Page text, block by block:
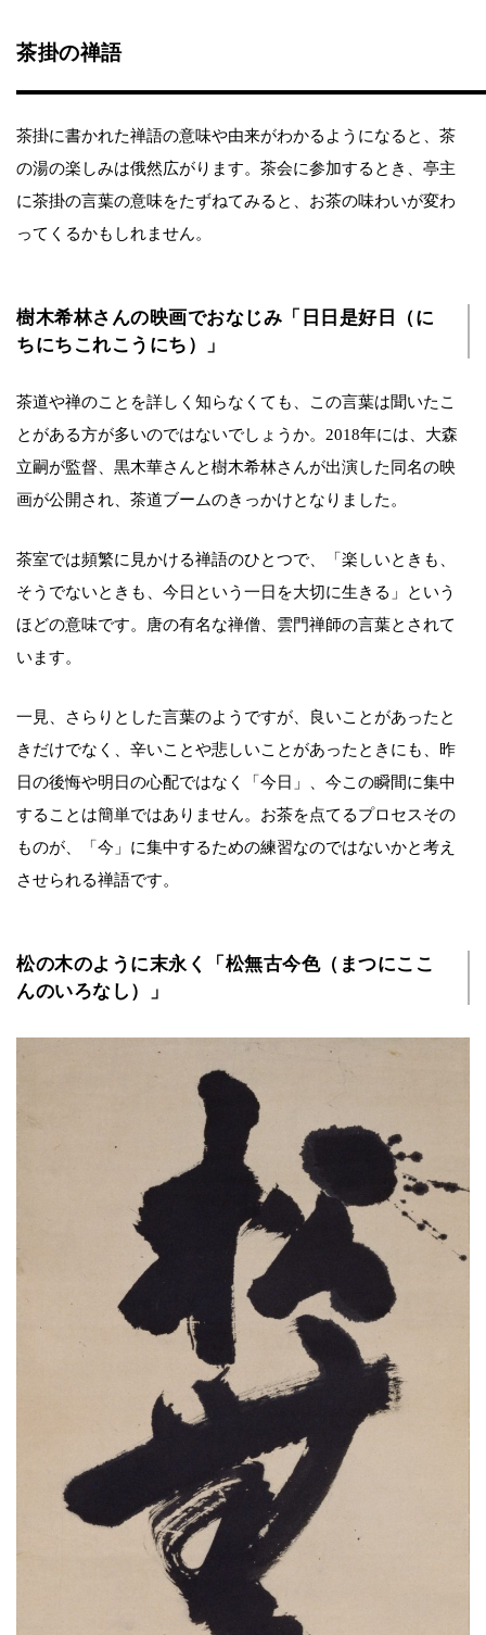
茶掛の禅語
茶掛に書かれた禅語の意味や由来がわかるようになると、茶
の湯の楽しみは俄然広がります。茶会に参加するとき、亭主
に茶掛の言葉の意味をたずねてみると、お茶の味わいが変わ
ってくるかもしれません。
樹木希林さんの映画でおなじみ「日日是好日（に
ちにちこれこうにち）」
茶道や禅のことを詳しく知らなくても、この言葉は聞いたこ
とがある方が多いのではないでしょうか。2018年には、大森
立嗣が監督、黒木華さんと樹木希林さんが出演した同名の映
画が公開され、茶道ブームのきっかけとなりました。
茶室では頻繁に見かける禅語のひとつで、「楽しいときも、
そうでないときも、今日という一日を大切に生きる」という
ほどの意味です。唐の有名な禅僧、雲門禅師の言葉とされて
います。
一見、さらりとした言葉のようですが、良いことがあったと
きだけでなく、辛いことや悲しいことがあったときにも、昨
日の後悔や明日の心配ではなく「今日」、今この瞬間に集中
することは簡単ではありません。お茶を点てるプロセスその
ものが、「今」に集中するための練習なのではないかと考え
させられる禅語です。
松の木のように末永く「松無古今色（まつにここ
んのいろなし）」